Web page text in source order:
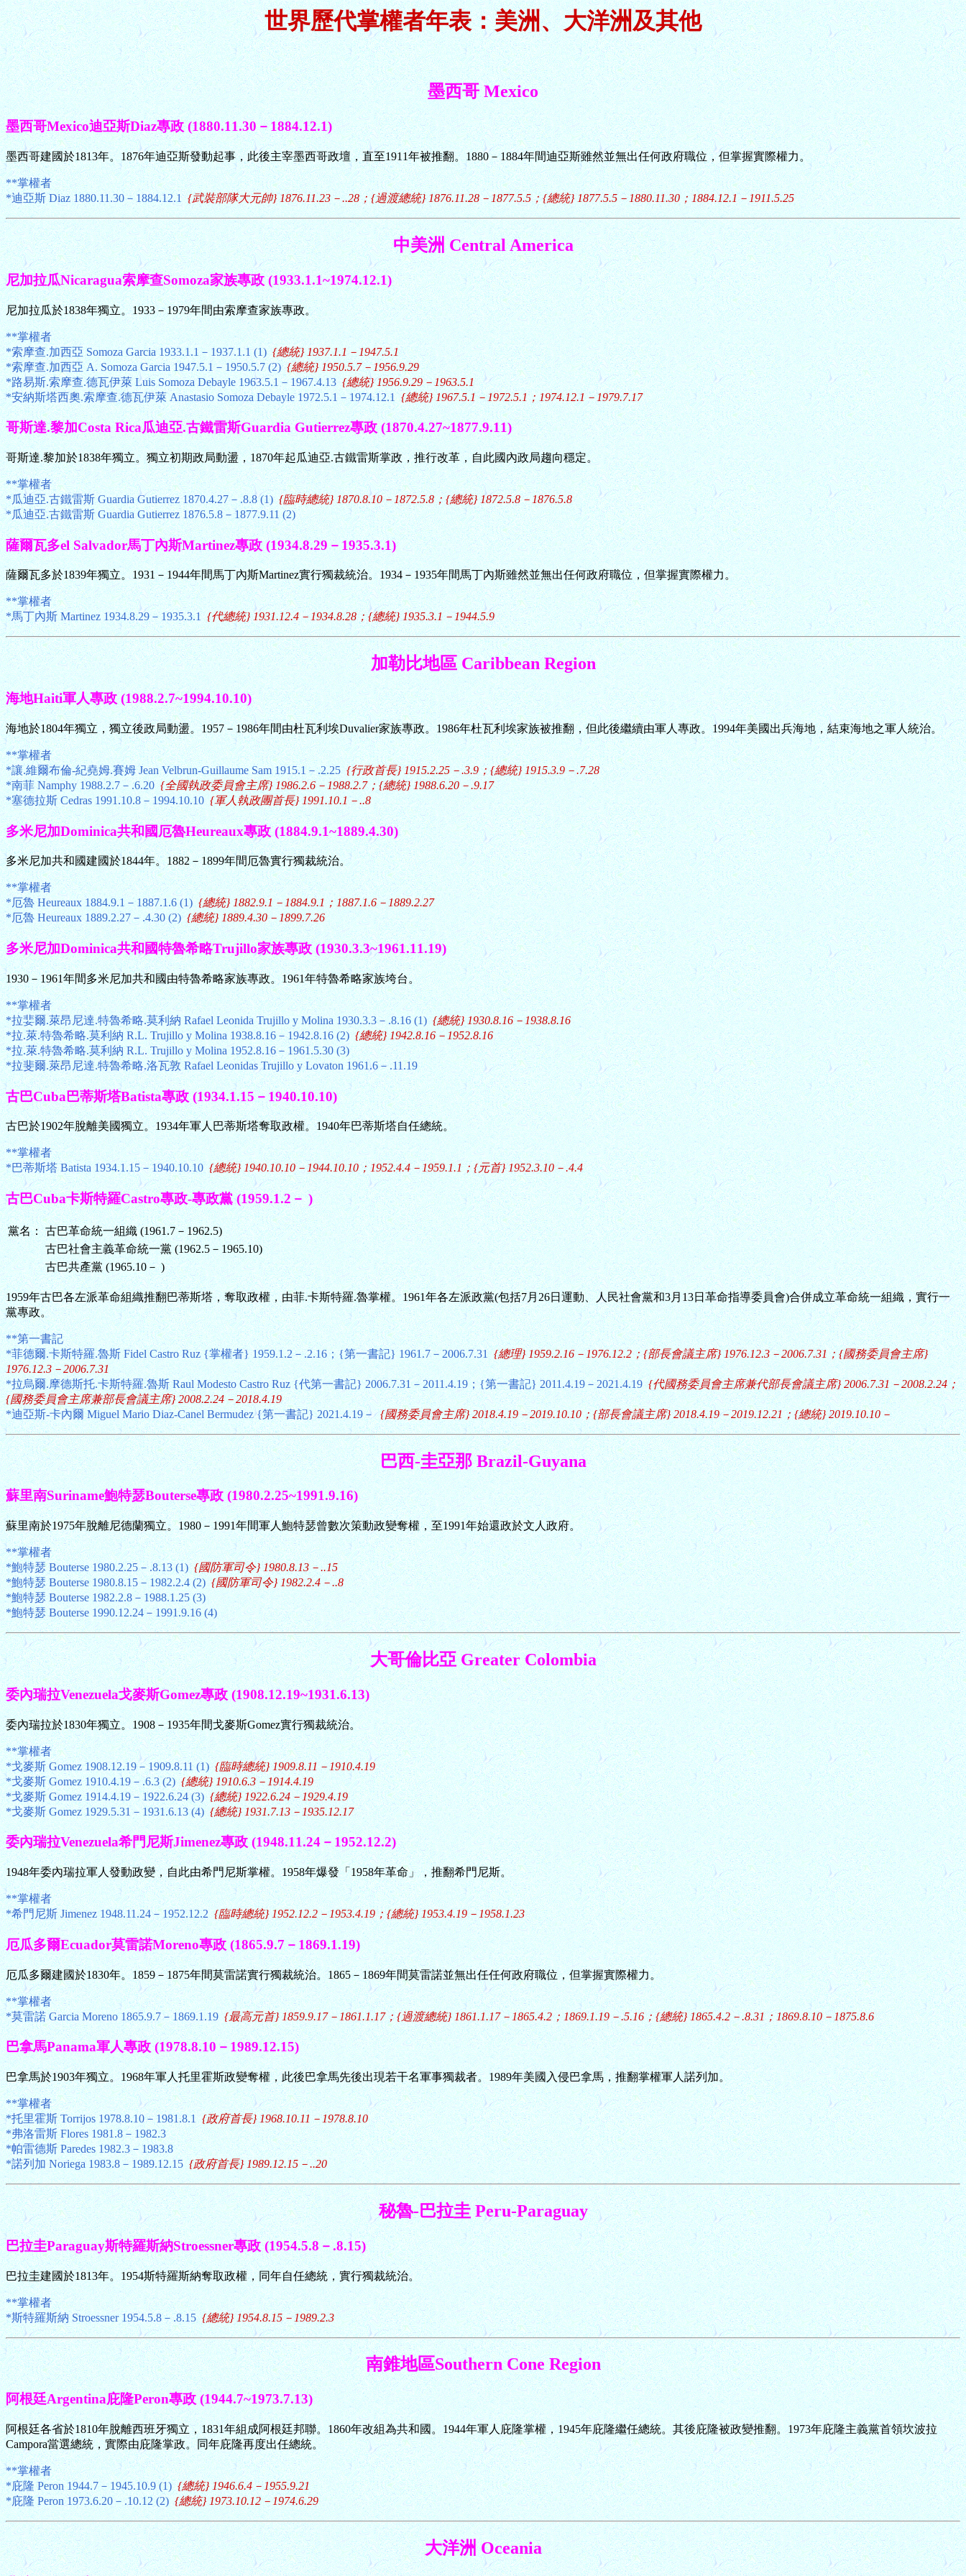
世界歷代掌權者年表：美洲、大洋洲及其他
墨西哥 Mexico
墨西哥Mexico迪亞斯Diaz專政 (1880.11.30－1884.12.1)
墨西哥建國於1813年。1876年迪亞斯發動起事，此後主宰墨西哥政壇，直至1911年被推翻。1880－1884年間迪亞斯雖然並無出任何政府職位，但掌握實際權力。
**掌權者
*迪亞斯 Diaz 1880.11.30－1884.12.1{武裝部隊大元帥} 1876.11.23－..28；{過渡總統} 1876.11.28－1877.5.5；{總統} 1877.5.5－1880.11.30；1884.12.1－1911.5.25
中美洲 Central America
尼加拉瓜Nicaragua索摩查Somoza家族專政 (1933.1.1~1974.12.1)
尼加拉瓜於1838年獨立。1933－1979年間由索摩查家族專政。
**掌權者
*索摩查.加西亞 Somoza Garcia 1933.1.1－1937.1.1 (1){總統} 1937.1.1－1947.5.1
*索摩查.加西亞 A. Somoza Garcia 1947.5.1－1950.5.7 (2){總統} 1950.5.7－1956.9.29
*路易斯.索摩查.德瓦伊萊 Luis Somoza Debayle 1963.5.1－1967.4.13{總統} 1956.9.29－1963.5.1
*安納斯塔西奧.索摩查.德瓦伊萊 Anastasio Somoza Debayle 1972.5.1－1974.12.1{總統} 1967.5.1－1972.5.1；1974.12.1－1979.7.17
哥斯達.黎加Costa Rica瓜迪亞.古鐵雷斯Guardia Gutierrez專政 (1870.4.27~1877.9.11)
哥斯達.黎加於1838年獨立。獨立初期政局動盪，1870年起瓜迪亞.古鐵雷斯掌政，推行改革，自此國內政局趨向穩定。
**掌權者
*瓜迪亞.古鐵雷斯 Guardia Gutierrez 1870.4.27－.8.8 (1){臨時總統} 1870.8.10－1872.5.8；{總統} 1872.5.8－1876.5.8
*瓜迪亞.古鐵雷斯 Guardia Gutierrez 1876.5.8－1877.9.11 (2)
薩爾瓦多el Salvador馬丁內斯Martinez專政 (1934.8.29－1935.3.1)
薩爾瓦多於1839年獨立。1931－1944年間馬丁內斯Martinez實行獨裁統治。1934－1935年間馬丁內斯雖然並無出任何政府職位，但掌握實際權力。
**掌權者
*馬丁內斯 Martinez 1934.8.29－1935.3.1{代總統} 1931.12.4－1934.8.28；{總統} 1935.3.1－1944.5.9
加勒比地區 Caribbean Region
海地Haiti軍人專政 (1988.2.7~1994.10.10)
海地於1804年獨立，獨立後政局動盪。1957－1986年間由杜瓦利埃Duvalier家族專政。1986年杜瓦利埃家族被推翻，但此後繼續由軍人專政。1994年美國出兵海地，結束海地之軍人統治。
**掌權者
*讓.維爾布倫-紀堯姆.賽姆 Jean Velbrun-Guillaume Sam 1915.1－.2.25{行政首長} 1915.2.25－.3.9；{總統} 1915.3.9－.7.28
*南菲 Namphy 1988.2.7－.6.20{全國執政委員會主席} 1986.2.6－1988.2.7；{總統} 1988.6.20－.9.17
*塞德拉斯 Cedras 1991.10.8－1994.10.10{軍人執政團首長} 1991.10.1－..8
多米尼加Dominica共和國厄魯Heureaux專政 (1884.9.1~1889.4.30)
多米尼加共和國建國於1844年。1882－1899年間厄魯實行獨裁統治。
**掌權者
*厄魯 Heureaux 1884.9.1－1887.1.6 (1){總統} 1882.9.1－1884.9.1；1887.1.6－1889.2.27
*厄魯 Heureaux 1889.2.27－.4.30 (2){總統} 1889.4.30－1899.7.26
多米尼加Dominica共和國特魯希略Trujillo家族專政 (1930.3.3~1961.11.19)
1930－1961年間多米尼加共和國由特魯希略家族專政。1961年特魯希略家族垮台。
**掌權者
*拉婓爾.萊昂尼達.特魯希略.莫利納 Rafael Leonida Trujillo y Molina 1930.3.3－.8.16 (1){總統} 1930.8.16－1938.8.16
*拉.萊.特魯希略.莫利納 R.L. Trujillo y Molina 1938.8.16－1942.8.16 (2){總統} 1942.8.16－1952.8.16
*拉.萊.特魯希略.莫利納 R.L. Trujillo y Molina 1952.8.16－1961.5.30 (3)
*拉斐爾.萊昂尼達.特魯希略.洛瓦敦 Rafael Leonidas Trujillo y Lovaton 1961.6－.11.19
古巴Cuba巴蒂斯塔Batista專政 (1934.1.15－1940.10.10)
古巴於1902年脫離美國獨立。1934年軍人巴蒂斯塔奪取政權。1940年巴蒂斯塔自任總統。
**掌權者
*巴蒂斯塔 Batista 1934.1.15－1940.10.10{總統} 1940.10.10－1944.10.10；1952.4.4－1959.1.1；{元首} 1952.3.10－.4.4
古巴Cuba卡斯特羅Castro專政-專政黨 (1959.1.2－ )
黨名： 古巴革命統一組織 (1961.7－1962.5)
古巴社會主義革命統一黨 (1962.5－1965.10)
古巴共產黨 (1965.10－ )
1959年古巴各左派革命組織推翻巴蒂斯塔，奪取政權，由菲.卡斯特羅.魯掌權。1961年各左派政黨(包括7月26日運動、人民社會黨和3月13日革命指導委員會)合併成立革命統一組織，實行一
黨專政。
**第一書記
*菲德爾.卡斯特羅.魯斯 Fidel Castro Ruz {掌權者} 1959.1.2－.2.16；{第一書記} 1961.7－2006.7.31{總理} 1959.2.16－1976.12.2；{部長會議主席} 1976.12.3－2006.7.31；{國務委員會主席}
1976.12.3－2006.7.31
*拉烏爾.摩德斯托.卡斯特羅.魯斯 Raul Modesto Castro Ruz {代第一書記} 2006.7.31－2011.4.19；{第一書記} 2011.4.19－2021.4.19{代國務委員會主席兼代部長會議主席} 2006.7.31－2008.2.24；
{國務委員會主席兼部長會議主席} 2008.2.24－2018.4.19
*迪亞斯-卡內爾 Miguel Mario Diaz-Canel Bermudez {第一書記} 2021.4.19－{國務委員會主席} 2018.4.19－2019.10.10；{部長會議主席} 2018.4.19－2019.12.21；{總統} 2019.10.10－
巴西-圭亞那 Brazil-Guyana
蘇里南Suriname鮑特瑟Bouterse專政 (1980.2.25~1991.9.16)
蘇里南於1975年脫離尼德蘭獨立。1980－1991年間軍人鮑特瑟曾數次策動政變奪權，至1991年始還政於文人政府。
**掌權者
*鮑特瑟 Bouterse 1980.2.25－.8.13 (1){國防軍司令} 1980.8.13－..15
*鮑特瑟 Bouterse 1980.8.15－1982.2.4 (2){國防軍司令} 1982.2.4－..8
*鮑特瑟 Bouterse 1982.2.8－1988.1.25 (3)
*鮑特瑟 Bouterse 1990.12.24－1991.9.16 (4)
大哥倫比亞 Greater Colombia
委內瑞拉Venezuela戈麥斯Gomez專政 (1908.12.19~1931.6.13)
委內瑞拉於1830年獨立。1908－1935年間戈麥斯Gomez實行獨裁統治。
**掌權者
*戈麥斯 Gomez 1908.12.19－1909.8.11 (1){臨時總統} 1909.8.11－1910.4.19
*戈麥斯 Gomez 1910.4.19－.6.3 (2){總統} 1910.6.3－1914.4.19
*戈麥斯 Gomez 1914.4.19－1922.6.24 (3){總統} 1922.6.24－1929.4.19
*戈麥斯 Gomez 1929.5.31－1931.6.13 (4){總統} 1931.7.13－1935.12.17
委內瑞拉Venezuela希門尼斯Jimenez專政 (1948.11.24－1952.12.2)
1948年委內瑞拉軍人發動政變，自此由希門尼斯掌權。1958年爆發「1958年革命」，推翻希門尼斯。
**掌權者
*希門尼斯 Jimenez 1948.11.24－1952.12.2{臨時總統} 1952.12.2－1953.4.19；{總統} 1953.4.19－1958.1.23
厄瓜多爾Ecuador莫雷諾Moreno專政 (1865.9.7－1869.1.19)
厄瓜多爾建國於1830年。1859－1875年間莫雷諾實行獨裁統治。1865－1869年間莫雷諾並無出任任何政府職位，但掌握實際權力。
**掌權者
*莫雷諾 Garcia Moreno 1865.9.7－1869.1.19{最高元首} 1859.9.17－1861.1.17；{過渡總統} 1861.1.17－1865.4.2；1869.1.19－.5.16；{總統} 1865.4.2－.8.31；1869.8.10－1875.8.6
巴拿馬Panama軍人專政 (1978.8.10－1989.12.15)
巴拿馬於1903年獨立。1968年軍人托里霍斯政變奪權，此後巴拿馬先後出現若干名軍事獨裁者。1989年美國入侵巴拿馬，推翻掌權軍人諾列加。
**掌權者
*托里霍斯 Torrijos 1978.8.10－1981.8.1{政府首長} 1968.10.11－1978.8.10
*弗洛雷斯 Flores 1981.8－1982.3
*帕雷德斯 Paredes 1982.3－1983.8
*諾列加 Noriega 1983.8－1989.12.15{政府首長} 1989.12.15－..20
秘魯-巴拉圭 Peru-Paraguay
巴拉圭Paraguay斯特羅斯納Stroessner專政 (1954.5.8－.8.15)
巴拉圭建國於1813年。1954斯特羅斯納奪取政權，同年自任總統，實行獨裁統治。
**掌權者
*斯特羅斯納 Stroessner 1954.5.8－.8.15{總統} 1954.8.15－1989.2.3
南錐地區Southern Cone Region
阿根廷Argentina庇隆Peron專政 (1944.7~1973.7.13)
阿根廷各省於1810年脫離西班牙獨立，1831年組成阿根廷邦聯。1860年改組為共和國。1944年軍人庇隆掌權，1945年庇隆繼任總統。其後庇隆被政變推翻。1973年庇隆主義黨首領坎波拉
Campora當選總統，實際由庇隆掌政。同年庇隆再度出任總統。
**掌權者
*庇隆 Peron 1944.7－1945.10.9 (1){總統} 1946.6.4－1955.9.21
*庇隆 Peron 1973.6.20－.10.12 (2){總統} 1973.10.12－1974.6.29
大洋洲 Oceania